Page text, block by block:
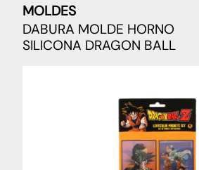
MOLDES
DABURA MOLDE HORNO
SILICONA DRAGON BALL